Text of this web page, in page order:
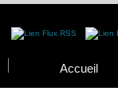
Accueil